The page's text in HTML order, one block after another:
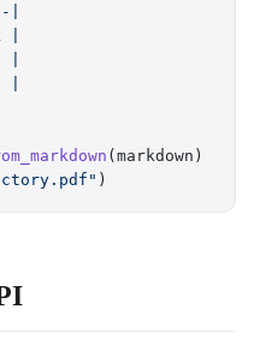
|
|
|
|
(markdown)
)